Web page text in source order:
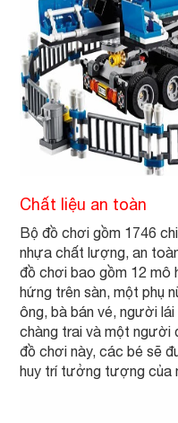
Chất liệu an toàn
Bộ đồ chơi gồm 1746
nhựa chất lượng, an
đồ chơi bao gồm 12 mô
hứng trên sàn, một phụ
ông, bà bán vé, người
chàng trai và một người
đồ chơi này, các bé sẽ
huy trí tưởng tượng của